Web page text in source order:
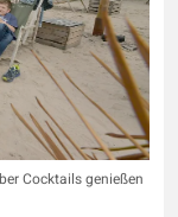
Cocktails genießen